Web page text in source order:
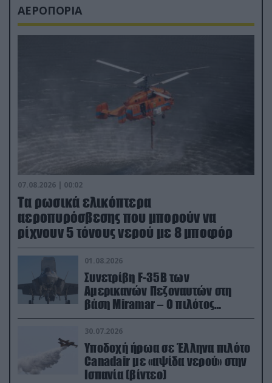
ΑΕΡΟΠΟΡΙΑ
07.08.2026 | 00:02
Τα ρωσικά ελικόπτερα
αεροπυρόσβεσης που μπορούν να
ρίχνουν 5 τόνους νερού με 8 μποφόρ
01.08.2026
Συνετρίβη F-35B των
Αμερικανών Πεζοναυτών στη
βάση Miramar – Ο πιλότος
εκτινάχθηκε εγκαίρως
30.07.2026
Υποδοχή ήρωα σε Έλληνα πιλότο
Canadair με «αψίδα νερού» στην
Ισπανία (βίντεο)